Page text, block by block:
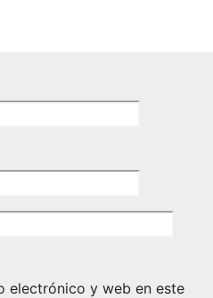
electrónico y web en este